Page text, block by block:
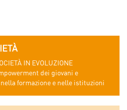
IN EVOLUZIONE
dei giovani e
formazione e nelle istituzioni